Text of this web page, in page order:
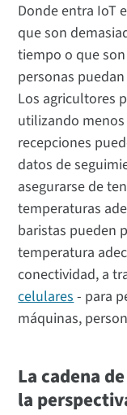
Donde entra IoT
que son
tiempo o que
personas
Los agricultores
utilizando menos
recepciones
datos de
asegurarse de
temperaturas
baristas pueden
temperatura
conectividad, a
celulares- para
máquinas,
La cadena
la